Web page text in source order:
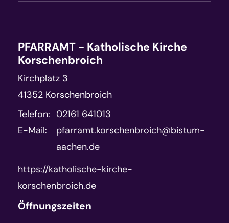
PFARRAMT - Katholische Kirche
Korschenbroich
Kirchplatz 3
41352 Korschenbroich
Telefon: 02161 641013
E-Mail:
pfarramt.korschenbroich@bistum-
aachen.de
https://katholische-kirche-
korschenbroich.de
Öffnungszeiten